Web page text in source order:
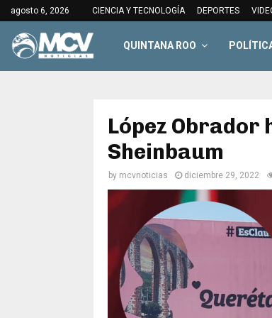
agosto 6, 2026 CIENCIA Y TECNOLOGÍA DEPORTES
QUINTANA ROO
López Obrador
Sheinbaum
by mcvnoticias diciembre 29, 2022